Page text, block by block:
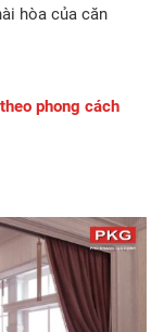
hòa của căn
phong cách